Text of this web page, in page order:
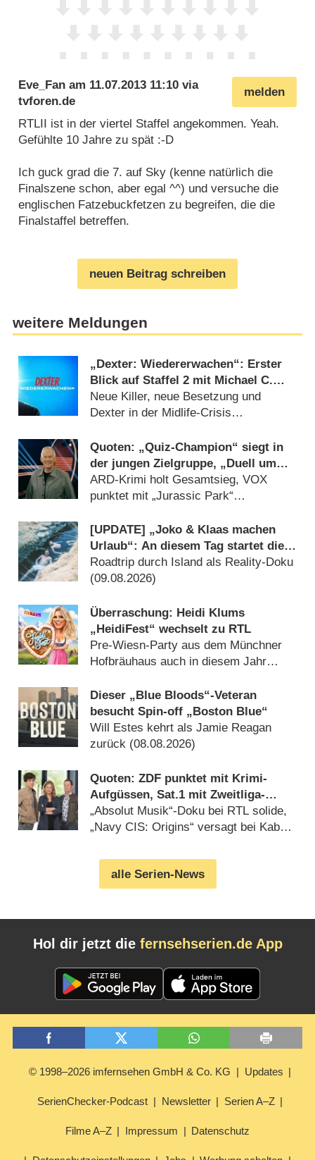
melden
Eve_Fan am 11.07.2013 11:10 via
tvforen.de
RTLII ist in der viertel Staffel angekommen. Yeah.
Gefühlte 10 Jahre zu spät :-D
Ich guck grad die 7. auf Sky (kenne natürlich die
Finalszene schon, aber egal ^^) und versuche die
englischen Fatzebuckfetzen zu begreifen, die die
Finalstaffel betreffen.
neuen Beitrag schreiben
weitere Meldungen
„Dexter: Wiedererwachen“: Erster
Blick auf Staffel 2 mit Michael C.
Hall enthüllt erste Story-Details
Neue Killer, neue Besetzung und
Dexter in der Midlife-Crisis
Quoten: „Quiz-Champion“ siegt in
der jungen Zielgruppe, „Duell um
die Welt“-Best-of geht völlig unter
ARD-Krimi holt Gesamtsieg, VOX
punktet mit „Jurassic Park“
[UPDATE] „Joko & Klaas machen
Urlaub“: An diesem Tag startet die
neue Sendung des Entertainer-Duos
Roadtrip durch Island als Reality-Doku
(09.08.2026)
Überraschung: Heidi Klums
„HeidiFest“ wechselt zu RTL
Pre-Wiesn-Party aus dem Münchner
Hofbräuhaus auch in diesem Jahr
Dieser „Blue Bloods“-Veteran
besucht Spin-off „Boston Blue“
Will Estes kehrt als Jamie Reagan
zurück (08.08.2026)
Quoten: ZDF punktet mit Krimi-
Aufgüssen, Sat.1 mit Zweitliga-
Auftakt
„Absolut Musik“-Doku bei RTL solide,
„Navy CIS: Origins“ versagt bei Kabel
alle Serien-News
Hol dir jetzt die fernsehserien.de App
© 1998–2026 imfernsehen GmbH & Co. KG Updates
SerienChecker-Podcast Newsletter Serien A–Z
Filme A–Z Impressum Datenschutz